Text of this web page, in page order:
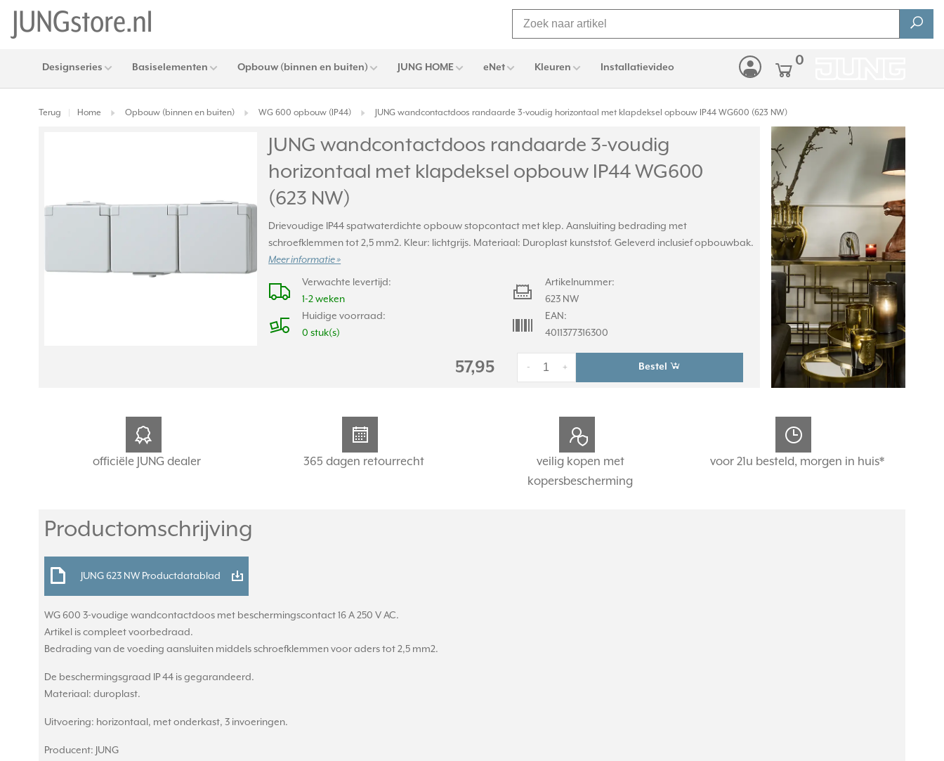
Designseries Basiselementen Opbouw (binnen en buiten) JUNG HOME eNet Kleuren Installatievideo 0
Terug Home Opbouw (binnen en buiten) WG 600 opbouw (IP44) JUNG wandcontactdoos randaarde 3-voudig horizontaal met klapdeksel opbouw IP44 WG600 (623 NW)
JUNG wandcontactdoos randaarde 3-voudig
horizontaal met klapdeksel opbouw IP44 WG600
(623 NW)
Drievoudige IP44 spatwaterdichte opbouw stopcontact met klep. Aansluiting bedrading met
schroefklemmen tot 2,5 mm2. Kleur: lichtgrijs. Materiaal: Duroplast kunststof. Geleverd inclusief opbouwbak.
Meer informatie »
Verwachte levertijd:
1-2 weken
Huidige voorraad:
0 stuk(s)
Artikelnummer:
623 NW
EAN:
4011377316300
57,95 +
- Bestel
officiële JUNG dealer 365 dagen retourrecht
veilig kopen met
kopersbescherming
voor 21u besteld, morgen in huis*
Productomschrijving
JUNG 623 NW Productdatablad
WG 600 3-voudige wandcontactdoos met beschermingscontact 16 A 250 V AC.
Artikel is compleet voorbedraad.
Bedrading van de voeding aansluiten middels schroefklemmen voor aders tot 2,5 mm2.
De beschermingsgraad IP 44 is gegarandeerd.
Materiaal: duroplast.
Uitvoering: horizontaal, met onderkast, 3 invoeringen.
Producent: JUNG